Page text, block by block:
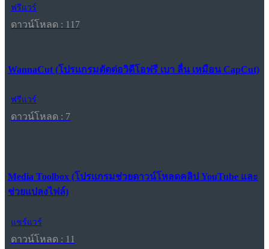
ฟรีแวร์
ดาวน์โหลด : 117
WannaCut (โปรแกรมตัดต่อวิดีโอฟรี เบา ลื่น เหมือน CapCut)
ฟรีแวร์
ดาวน์โหลด : 7
Media Toolbox (โปรแกรมช่วยดาวน์โหลดคลิป YouTube และ
ช่วยแปลงไฟล์)
แชร์แวร์
ดาวน์โหลด : 11